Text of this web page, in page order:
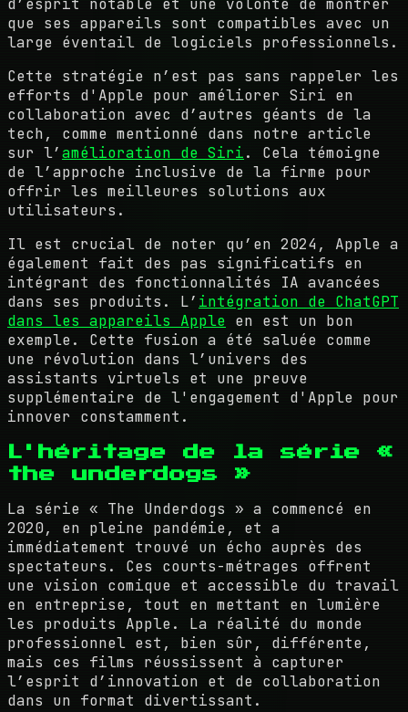
d’esprit notable et une volonté de montrer
que ses appareils sont compatibles avec un
large éventail de logiciels professionnels.
Cette stratégie n’est pas sans rappeler les
efforts d'Apple pour améliorer Siri en
collaboration avec d’autres géants de la
tech, comme mentionné dans notre article
sur l’amélioration de Siri. Cela témoigne
de l’approche inclusive de la firme pour
offrir les meilleures solutions aux
utilisateurs.
Il est crucial de noter qu’en 2024, Apple a
également fait des pas significatifs en
intégrant des fonctionnalités IA avancées
dans ses produits. L’ intégration de ChatGPT
dans les appareils Apple en est un bon
exemple. Cette fusion a été saluée comme
une révolution dans l’univers des
assistants virtuels et une preuve
supplémentaire de l'engagement d'Apple pour
innover constamment.
L'héritage de la série «
the underdogs »
La série « The Underdogs » a commencé en
2020, en pleine pandémie, et a
immédiatement trouvé un écho auprès des
spectateurs. Ces courts-métrages offrent
une vision comique et accessible du travail
en entreprise, tout en mettant en lumière
les produits Apple. La réalité du monde
professionnel est, bien sûr, différente,
mais ces films réussissent à capturer
l’esprit d’innovation et de collaboration
dans un format divertissant.